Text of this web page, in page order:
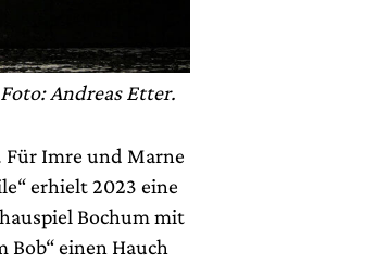
Andreas Etter.
Imre und Marne
erhielt 2023 eine
Bochum mit
Bob“ einen Hauch